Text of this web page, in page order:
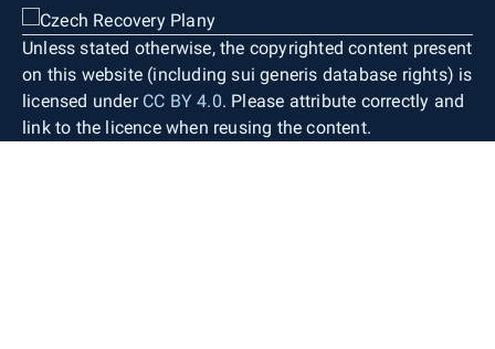
Unless stated otherwise, the copyrighted content present
on this website (including sui generis database rights) is
licensed under CC BY 4.0. Please attribute correctly and
link to the licence when reusing the content.